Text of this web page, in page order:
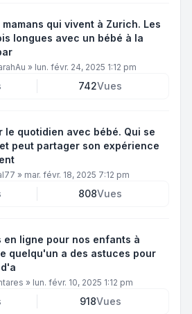
qui vivent à Zurich. Les
longues avec un bébé à la
» lun. févr. 24, 2025 1:12 pm
742Vues
le quotidien avec bébé. Qui se
peut partager son expérience
» mar. févr. 18, 2025 7:12 pm
808Vues
en ligne pour nos enfants à
quelqu'un a des astuces pour
» lun. févr. 10, 2025 1:12 pm
918Vues